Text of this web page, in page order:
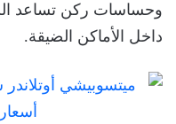
وحساسات ركن تساعد
داخل الأماكن الضيقة.